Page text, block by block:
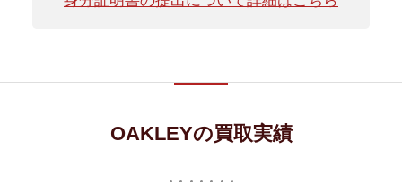
OAKLEYの買取実績